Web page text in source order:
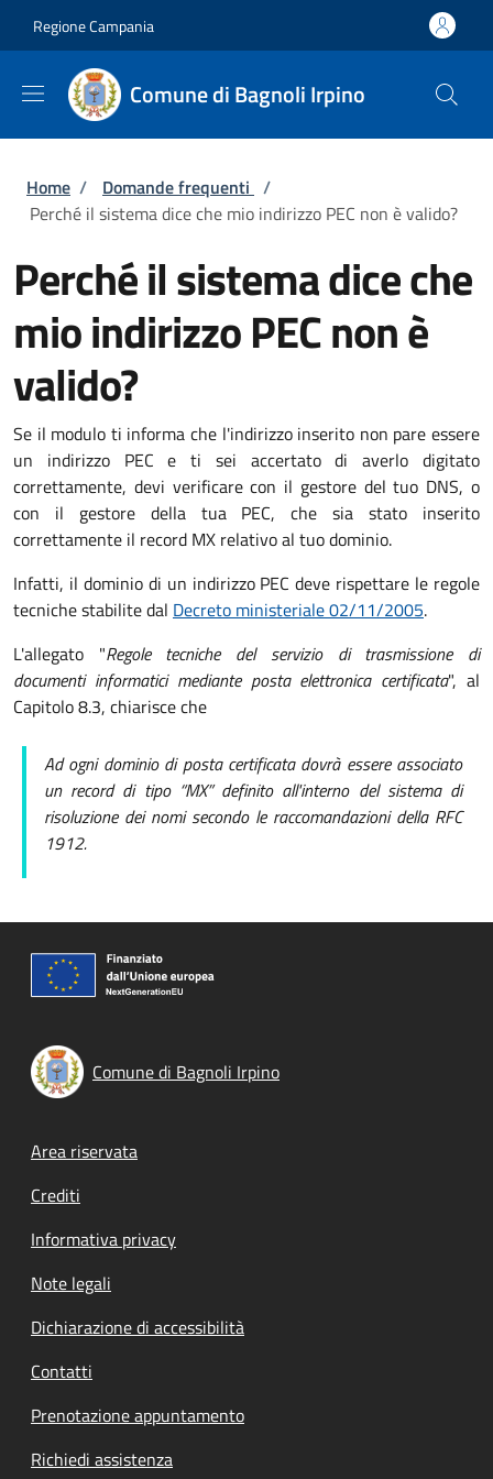
Regione Campania
Comune di Bagnoli Irpino
Briciole di pane
Home / Domande frequenti /
Perché il sistema dice che mio indirizzo PEC non è valido?
Perché il sistema dice che
mio indirizzo PEC non è
valido?
Se il modulo ti informa che l'indirizzo inserito non pare essere
un indirizzo PEC e ti sei accertato di averlo digitato
correttamente, devi verificare con il gestore del tuo DNS, o
con il gestore della tua PEC, che sia stato inserito
correttamente il record MX relativo al tuo dominio.
Infatti, il dominio di un indirizzo PEC deve rispettare le regole
tecniche stabilite dal Decreto ministeriale 02/11/2005.
L'allegato "Regole tecniche del servizio di trasmissione di
documenti informatici mediante posta elettronica certificata", al
Capitolo 8.3, chiarisce che
Ad ogni dominio di posta certificata dovrà essere associato
un record di tipo “MX” definito all'interno del sistema di
risoluzione dei nomi secondo le raccomandazioni della RFC
1912.
Comune di Bagnoli Irpino
Footer menu
Area riservata
Crediti
Informativa privacy
Note legali
Dichiarazione di accessibilità
Contatti
Prenotazione appuntamento
Richiedi assistenza